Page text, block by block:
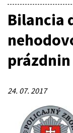
Bilancia
prázdnin
24. 07. 2017